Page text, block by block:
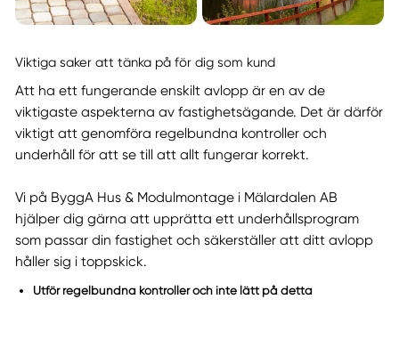
Viktiga saker att tänka på för dig som kund
Att ha ett fungerande enskilt avlopp är en av de
viktigaste aspekterna av fastighetsägande. Det är därför
viktigt att genomföra regelbundna kontroller och
underhåll för att se till att allt fungerar korrekt.
Vi på ByggA Hus & Modulmontage i Mälardalen AB
hjälper dig gärna att upprätta ett underhållsprogram
som passar din fastighet och säkerställer att ditt avlopp
håller sig i toppskick.
Utför regelbundna kontroller och inte lätt på detta